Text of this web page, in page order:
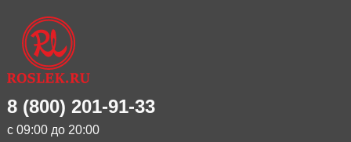
8 (800) 201-91-33
с 09:00 до 20:00